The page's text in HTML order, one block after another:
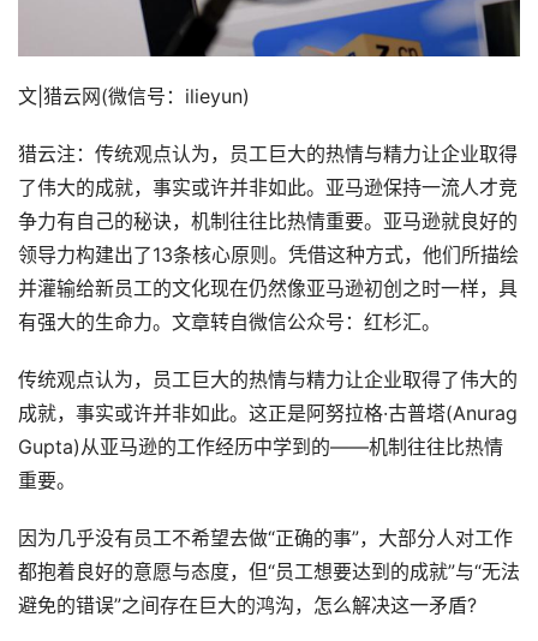
文|猎云网(微信号：ilieyun)
猎云注：传统观点认为，员工巨大的热情与精力让企业取得
了伟大的成就，事实或许并非如此。亚马逊保持一流人才竞
争力有自己的秘诀，机制往往比热情重要。亚马逊就良好的
领导力构建出了13条核心原则。凭借这种方式，他们所描绘
并灌输给新员工的文化现在仍然像亚马逊初创之时一样，具
有强大的生命力。文章转自微信公众号：红杉汇。
传统观点认为，员工巨大的热情与精力让企业取得了伟大的
成就，事实或许并非如此。这正是阿努拉格·古普塔(Anurag
Gupta)从亚马逊的工作经历中学到的——机制往往比热情
重要。
因为几乎没有员工不希望去做“正确的事”，大部分人对工作
都抱着良好的意愿与态度，但“员工想要达到的成就”与“无法
避免的错误”之间存在巨大的鸿沟，怎么解决这一矛盾?